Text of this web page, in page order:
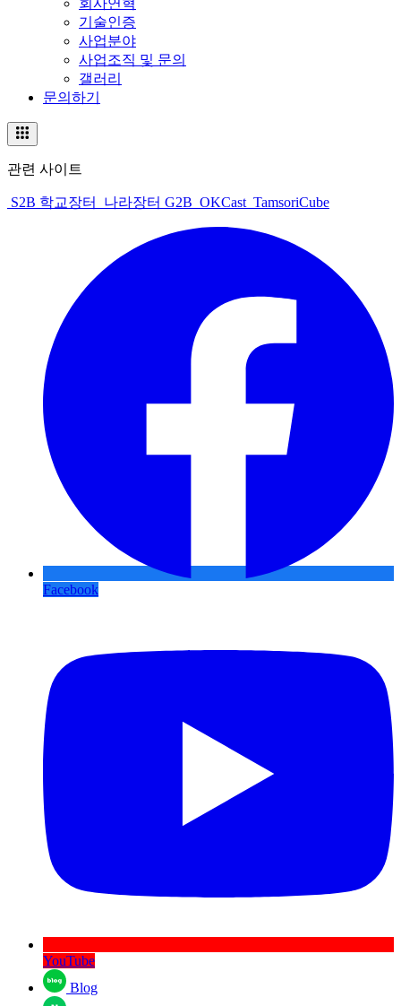
회사연혁
기술인증
사업분야
사업조직 및 문의
갤러리
문의하기
관련 사이트
S2B 학교장터 나라장터 G2B OKCast TamsoriCube
Facebook
YouTube
Blog